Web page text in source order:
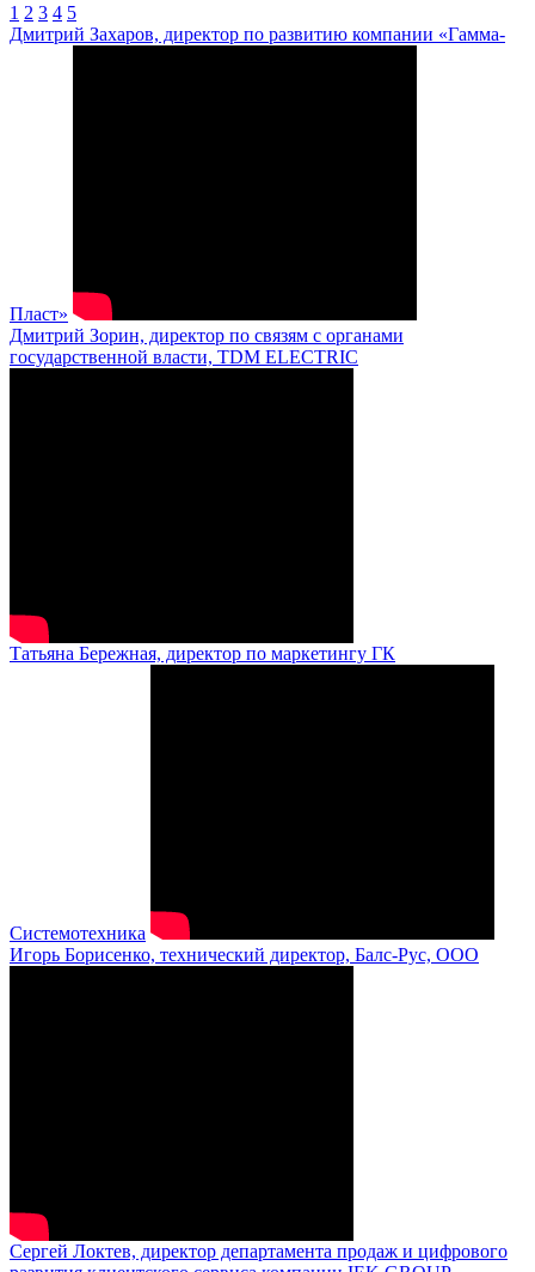
1 2 3 4 5
Дмитрий Захаров, директор по развитию компании «Гамма-
Пласт»
Дмитрий Зорин, директор по связям с органами
государственной власти, TDM ELECTRIC
Татьяна Бережная, директор по маркетингу ГК
Системотехника
Игорь Борисенко, технический директор, Балс-Рус, ООО
Сергей Локтев, директор департамента продаж и цифрового